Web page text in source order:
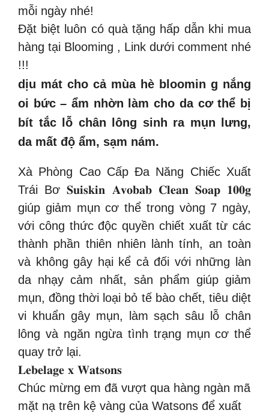
mỗi ngày nhé!
Đặt biệt luôn có quà tặng hấp dẫn khi mua
hàng tại Blooming , Link dưới comment nhé
!!!
dịu mát cho cả mùa hè bloomin g nắng
oi bức – ẩm nhờn làm cho da cơ thể bị
bít tắc lỗ chân lông sinh ra mụn lưng,
da mất độ ẩm, sạm nám.
Xà Phòng Cao Cấp Đa Năng Chiếc Xuất
Trái Bơ 𝐒𝐮𝐢𝐬𝐤𝐢𝐧 𝐀𝐯𝐨𝐛𝐚𝐛 𝐂𝐥𝐞𝐚𝐧 𝐒𝐨𝐚𝐩 𝟏𝟎𝟎𝐠
giúp giảm mụn cơ thể trong vòng 7 ngày,
với công thức độc quyền chiết xuất từ các
thành phần thiên nhiên lành tính, an toàn
và không gây hại kể cả đối với những làn
da nhạy cảm nhất, sản phẩm giúp giảm
mụn, đồng thời loại bỏ tế bào chết, tiêu diệt
vi khuẩn gây mụn, làm sạch sâu lỗ chân
lông và ngăn ngừa tình trạng mụn cơ thể
quay trở lại.
𝐋𝐞𝐛𝐞𝐥𝐚𝐠𝐞 𝐱 𝐖𝐚𝐭𝐬𝐨𝐧𝐬
Chúc mừng em đã vượt qua hàng ngàn mã
mặt nạ trên kệ vàng của Watsons để xuất